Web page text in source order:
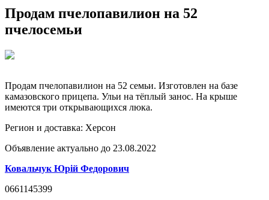
Продам пчелопавилион на 52
пчелосемьи
Продам пчелопавилион на 52 семьи. Изготовлен на базе
камазовского прицепа. Ульи на тёплый занос. На крыше
имеются три открывающихся люка.
Регион и доставка: Херсон
Объявление актуально до 23.08.2022
Ковальчук Юрій Федорович
0661145399